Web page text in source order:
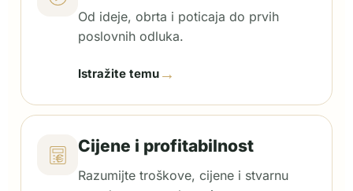
Od ideje, obrta i poticaja do prvih
poslovnih odluka.
Istražite temu →
Cijene i profitabilnost
Razumijte troškove, cijene i stvarnu